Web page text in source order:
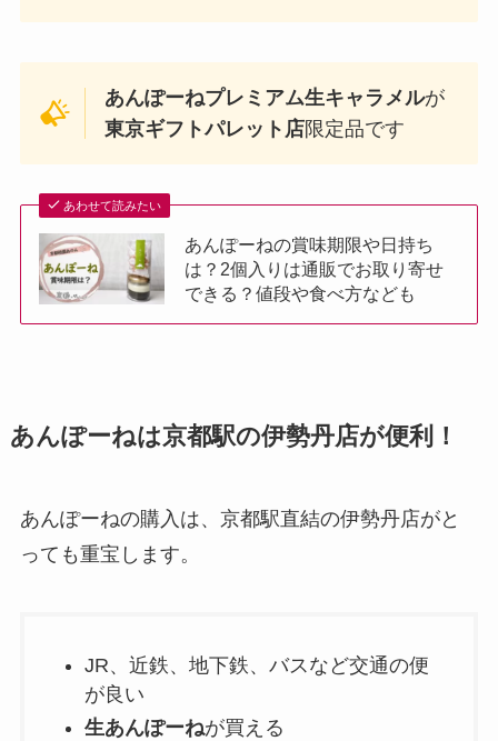
あんぽーねプレミアム生キャラメルが
東京ギフトパレット店限定品です
あわせて読みたい
あんぽーねの賞味期限や日持ち
は？2個入りは通販でお取り寄せ
できる？値段や食べ方なども
あんぽーねは京都駅の伊勢丹店が便利！
あんぽーねの購入は、京都駅直結の伊勢丹店がと
っても重宝します。
JR、近鉄、地下鉄、バスなど交通の便
が良い
生あんぽーねが買える